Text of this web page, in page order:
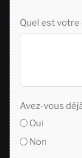
Quel est
Avez-vous
Oui
Non